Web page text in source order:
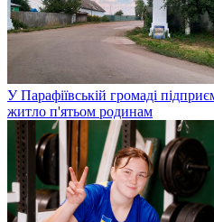
У Парафіївській громаді
житло п'ятьом родинам